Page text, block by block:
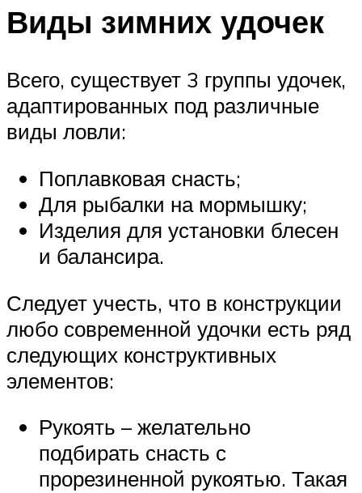
Виды зимних удочек
Всего, существует 3 группы удочек,
адаптированных под различные
виды ловли:
Поплавковая снасть;
Для рыбалки на мормышку;
Изделия для установки блесен
и балансира.
Следует учесть, что в конструкции
любо современной удочки есть ряд
следующих конструктивных
элементов:
Рукоять – желательно
подбирать снасть с
прорезиненной рукоятью. Такая